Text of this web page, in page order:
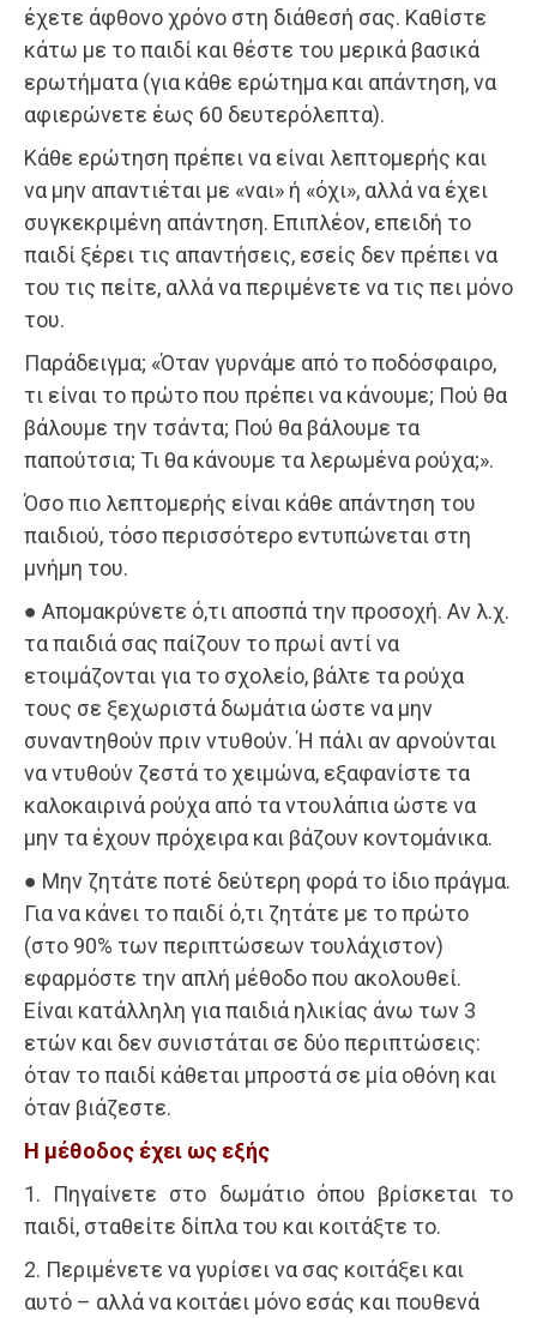
έχετε άφθονο χρόνο στη διάθεσή σας. Καθίστε
κάτω με το παιδί και θέστε του μερικά βασικά
ερωτήματα (για κάθε ερώτημα και απάντηση, να
αφιερώνετε έως 60 δευτερόλεπτα).
Κάθε ερώτηση πρέπει να είναι λεπτομερής και
να μην απαντιέται με «ναι» ή «όχι», αλλά να έχει
συγκεκριμένη απάντηση. Επιπλέον, επειδή το
παιδί ξέρει τις απαντήσεις, εσείς δεν πρέπει να
του τις πείτε, αλλά να περιμένετε να τις πει μόνο
του.
Παράδειγμα; «Όταν γυρνάμε από το ποδόσφαιρο,
τι είναι το πρώτο που πρέπει να κάνουμε; Πού θα
βάλουμε την τσάντα; Πού θα βάλουμε τα
παπούτσια; Τι θα κάνουμε τα λερωμένα ρούχα;».
Όσο πιο λεπτομερής είναι κάθε απάντηση του
παιδιού, τόσο περισσότερο εντυπώνεται στη
μνήμη του.
● Απομακρύνετε ό,τι αποσπά την προσοχή. Αν λ.χ.
τα παιδιά σας παίζουν το πρωί αντί να
ετοιμάζονται για το σχολείο, βάλτε τα ρούχα
τους σε ξεχωριστά δωμάτια ώστε να μην
συναντηθούν πριν ντυθούν. Ή πάλι αν αρνούνται
να ντυθούν ζεστά το χειμώνα, εξαφανίστε τα
καλοκαιρινά ρούχα από τα ντουλάπια ώστε να
μην τα έχουν πρόχειρα και βάζουν κοντομάνικα.
● Μην ζητάτε ποτέ δεύτερη φορά το ίδιο πράγμα.
Για να κάνει το παιδί ό,τι ζητάτε με το πρώτο
(στο 90% των περιπτώσεων τουλάχιστον)
εφαρμόστε την απλή μέθοδο που ακολουθεί.
Είναι κατάλληλη για παιδιά ηλικίας άνω των 3
ετών και δεν συνιστάται σε δύο περιπτώσεις:
όταν το παιδί κάθεται μπροστά σε μία οθόνη και
όταν βιάζεστε.
Η μέθοδος έχει ως εξής
1. Πηγαίνετε στο δωμάτιο όπου βρίσκεται το
παιδί, σταθείτε δίπλα του και κοιτάξτε το.
2. Περιμένετε να γυρίσει να σας κοιτάξει και
αυτό – αλλά να κοιτάει μόνο εσάς και πουθενά